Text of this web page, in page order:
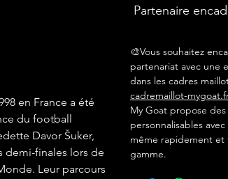
en France a été
du football
Davor Šuker,
demi-finales lors de
Leur parcours
Partenaire
🎨Vous souhaitez
partenariat avec une
dans les cadres
cadremaillot-
My Goat propose
personnalisables
même rapidement
gamme.